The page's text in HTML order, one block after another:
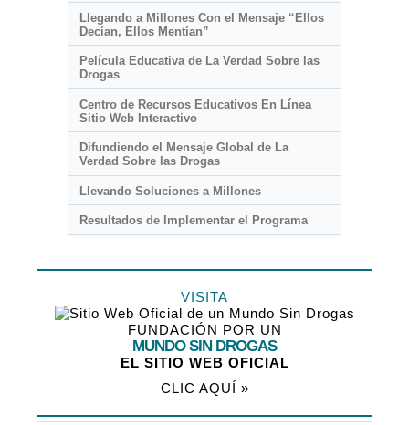
Llegando a Millones Con el Mensaje “Ellos
Decían, Ellos Mentían”
Película Educativa de La Verdad Sobre las
Drogas
Centro de Recursos Educativos En Línea
Sitio Web Interactivo
Difundiendo el Mensaje Global de La
Verdad Sobre las Drogas
Llevando Soluciones a Millones
Resultados de Implementar el Programa
VISITA
FUNDACIÓN POR UN
MUNDO SIN DROGAS
EL SITIO WEB OFICIAL
CLIC AQUÍ »